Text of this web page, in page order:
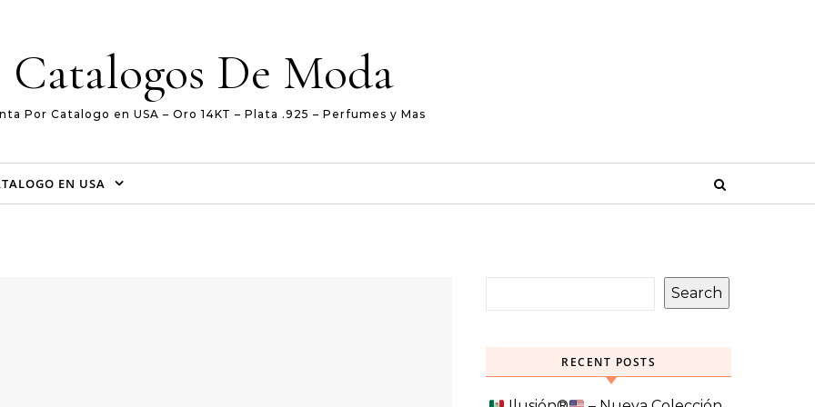
Catalogos De Moda
Por Catalogo en USA – Oro 14KT – Plata .925 – Perfumes y Mas
EN USA
Search
RECENT POSTS